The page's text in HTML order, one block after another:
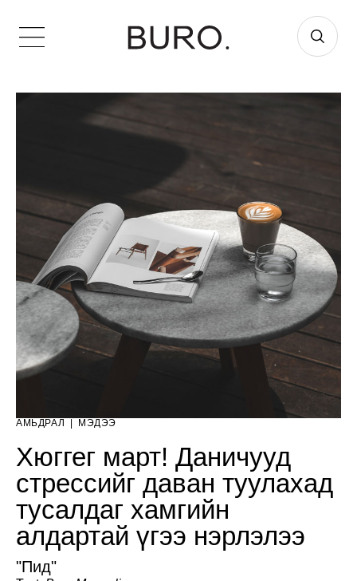
АМЬДРАЛ МЭДЭЭ
Хюггег март! Даничууд
стрессийг даван туулахад
тусалдаг хамгийн
алдартай үгээ нэрлэлээ
"Пид"